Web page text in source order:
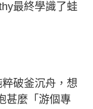
最終學識了蛙
破釜沉舟，想
甚麼「游個專